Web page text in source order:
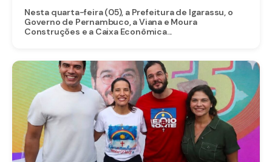
Nesta quarta-feira (05), a Prefeitura de Igarassu, o
Governo de Pernambuco, a Viana e Moura
Construções e a Caixa Econômica...